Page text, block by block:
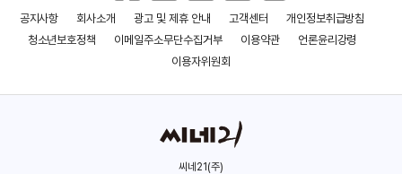
패스트 맨 노스맨
공지사항 회사소개 광고 및 제휴 안내 고객센터
개인정보취급방침
청소년보호정책
이메일주소무단수집거부 이용약관
언론윤리강령
이용자위원회
씨네21(주)